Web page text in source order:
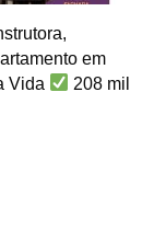
em
Vida
208 mil